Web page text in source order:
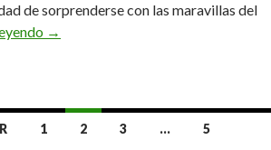
de sorprenderse con las maravillas del
AstroAnoia, una realidad
→
1 2 3 … 5